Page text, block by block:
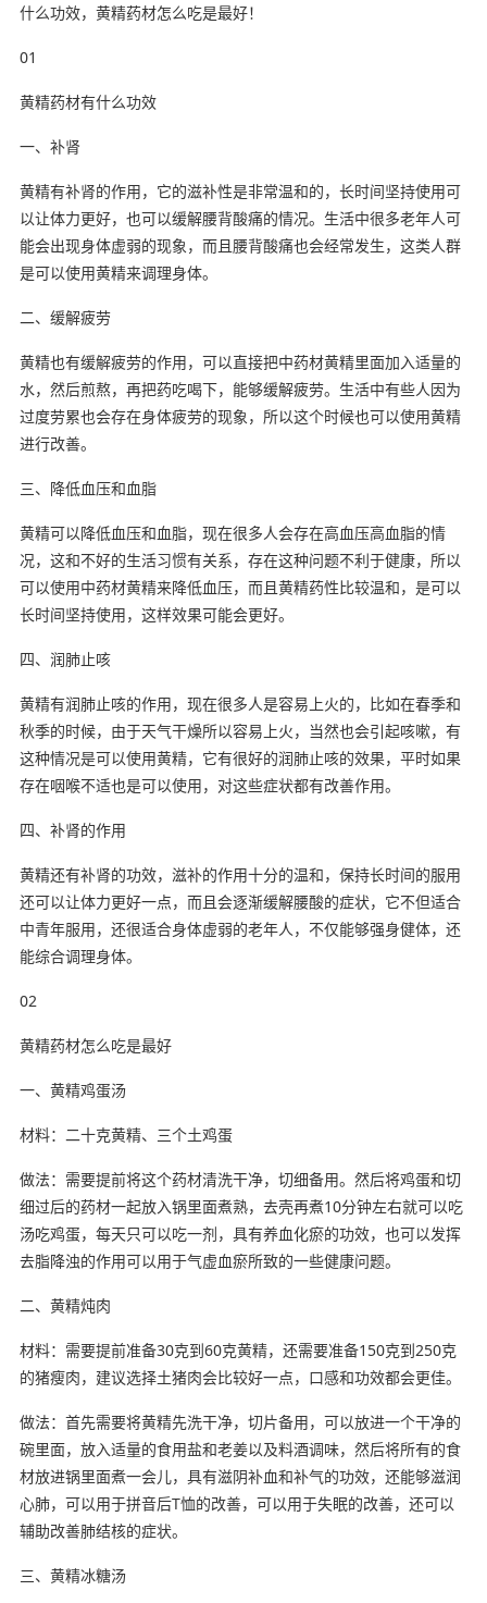
什么功效，黄精药材怎么吃是最好！
01
黄精药材有什么功效
一、补肾
黄精有补肾的作用，它的滋补性是非常温和的，长时间坚持使用可
以让体力更好，也可以缓解腰背酸痛的情况。生活中很多老年人可
能会出现身体虚弱的现象，而且腰背酸痛也会经常发生，这类人群
是可以使用黄精来调理身体。
二、缓解疲劳
黄精也有缓解疲劳的作用，可以直接把中药材黄精里面加入适量的
水，然后煎熬，再把药吃喝下，能够缓解疲劳。生活中有些人因为
过度劳累也会存在身体疲劳的现象，所以这个时候也可以使用黄精
进行改善。
三、降低血压和血脂
黄精可以降低血压和血脂，现在很多人会存在高血压高血脂的情
况，这和不好的生活习惯有关系，存在这种问题不利于健康，所以
可以使用中药材黄精来降低血压，而且黄精药性比较温和，是可以
长时间坚持使用，这样效果可能会更好。
四、润肺止咳
黄精有润肺止咳的作用，现在很多人是容易上火的，比如在春季和
秋季的时候，由于天气干燥所以容易上火，当然也会引起咳嗽，有
这种情况是可以使用黄精，它有很好的润肺止咳的效果，平时如果
存在咽喉不适也是可以使用，对这些症状都有改善作用。
四、补肾的作用
黄精还有补肾的功效，滋补的作用十分的温和，保持长时间的服用
还可以让体力更好一点，而且会逐渐缓解腰酸的症状，它不但适合
中青年服用，还很适合身体虚弱的老年人，不仅能够强身健体，还
能综合调理身体。
02
黄精药材怎么吃是最好
一、黄精鸡蛋汤
材料：二十克黄精、三个土鸡蛋
做法：需要提前将这个药材清洗干净，切细备用。然后将鸡蛋和切
细过后的药材一起放入锅里面煮熟，去壳再煮10分钟左右就可以吃
汤吃鸡蛋，每天只可以吃一剂，具有养血化瘀的功效，也可以发挥
去脂降浊的作用可以用于气虚血瘀所致的一些健康问题。
二、黄精炖肉
材料：需要提前准备30克到60克黄精，还需要准备150克到250克
的猪瘦肉，建议选择土猪肉会比较好一点，口感和功效都会更佳。
做法：首先需要将黄精先洗干净，切片备用，可以放进一个干净的
碗里面，放入适量的食用盐和老姜以及料酒调味，然后将所有的食
材放进锅里面煮一会儿，具有滋阴补血和补气的功效，还能够滋润
心肺，可以用于拼音后T恤的改善，可以用于失眠的改善，还可以
辅助改善肺结核的症状。
三、黄精冰糖汤